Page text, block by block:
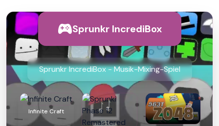
Sprunkr IncrediBox
Sprunkr IncrediBox - Musik-Mixing-Spiel
Infinite Craft